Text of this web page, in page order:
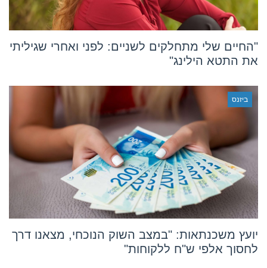
"החיים שלי מתחלקים לשניים: לפני ואחרי שגיליתי
את התטא הילינג"
ביזנס
יועץ משכנתאות: "במצב השוק הנוכחי, מצאנו דרך
לחסוך אלפי ש"ח ללקוחות"